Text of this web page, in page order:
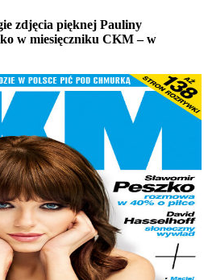
zdjęcia pięknej Pauliny
w miesięczniku CKM – w